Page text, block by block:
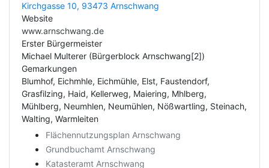
Kirchgasse 10, 93473 Arnschwang
Website
www.arnschwang.de
Erster Bürgermeister
Michael Multerer (Bürgerblock Arnschwang[2])
Gemarkungen
Blumhof, Eichmhle, Eichmühle, Elst, Faustendorf,
Grasfilzing, Haid, Kellerweg, Maiering, Mhlberg,
Mühlberg, Neumhlen, Neumühlen, Nößwartling, Steinach,
Walting, Warmleiten
Flächennutzungsplan Arnschwang
Grundbuchamt Arnschwang
Katasteramt Arnschwang